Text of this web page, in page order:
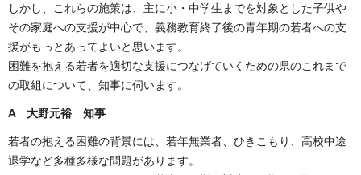
しかし、これらの施策は、主に小・中学生までを対象とした子供や
その家庭への支援が中心で、義務教育終了後の青年期の若者への支
援がもっとあってよいと思います。
困難を抱える若者を適切な支援につなげていくための県のこれまで
の取組について、知事に伺います。
A 大野元裕 知事
若者の抱える困難の背景には、若年無業者、ひきこもり、高校中途
退学など多種多様な問題があります。